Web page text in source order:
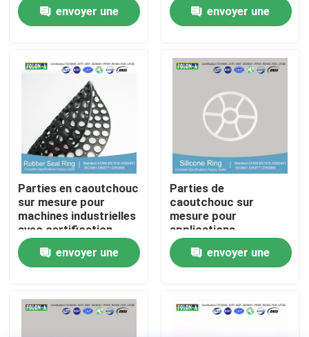
Vidéos
A propos de nous
Visite d'usine
Contrôle de la qualité
Contact
nouvelles
envoyer une envoyer une
Parties en caoutchouc
sur mesure pour
machines industrielles
avec certification
ROHS REACH FDA
LFGB
envoyer une
Parties de
caoutchouc sur
mesure pour
applications
industrielles
envoyer une